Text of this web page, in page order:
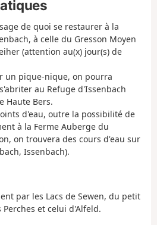
de quoi se restaurer à la
à celle du Gresson Moyen
(attention au(x) jour(s) de
un pique-nique, on pourra
au Refuge d'Issenbach
Haute Bers.
d'eau, outre la possibilité de
à la Ferme Auberge du
on trouvera des cours d'eau sur
Issenbach).
par les Lacs de Sewen, du petit
et celui d'Alfeld.